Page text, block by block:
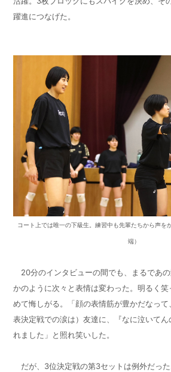
躍進につなげた。
コート上では唯一の下級生。練習中も先輩たちから声を
端）
20分のインタビューの間でも、まるであ
かのように次々と表情は変わった。明るく
めて悔しがる。「顔の表情筋が豊かだなっ
表決定戦での涙は）友達に、『なに泣いて
れました」と照れ笑いした。
だが、 3位決定戦の第3セットは例外だっ